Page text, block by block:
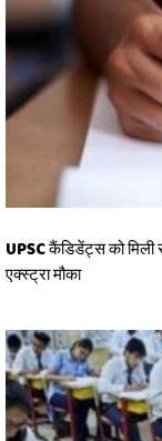
UPSC कैंडिडेंट्स को मिली
एक्स्ट्रा मौका